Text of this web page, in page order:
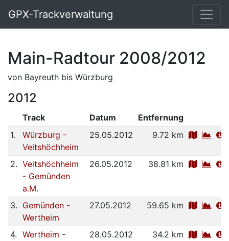
GPX-Trackverwaltung
Main-Radtour 2008/2012
von Bayreuth bis Würzburg
2012
Track Datum
Entfernung
1.
Würzburg -
Veitshöchheim
25.05.2012 9.72 km
2. Veitshöchheim
- Gemünden
a.M.
26.05.2012 38.81 km
3. Gemünden -
Wertheim
27.05.2012 59.65 km
4. Wertheim -
28.05.2012 34.2 km